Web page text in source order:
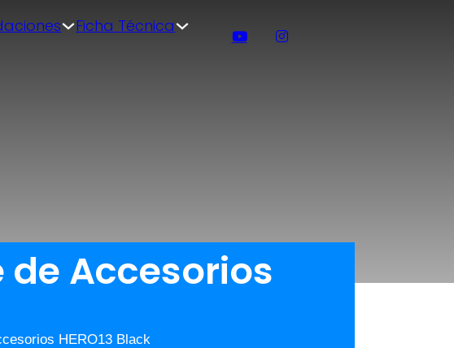
Ficha Técnica
de Accesorios
HERO13 Black